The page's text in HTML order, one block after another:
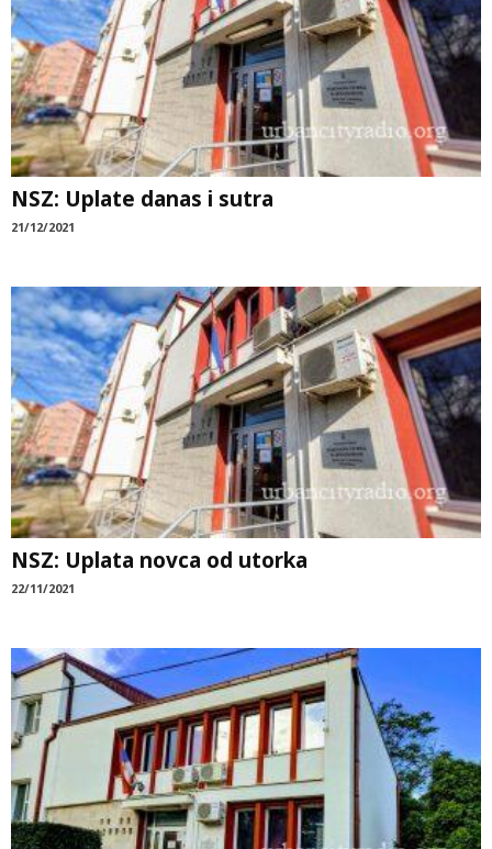
NSZ: Uplate danas i sutra
21/12/2021
NSZ: Uplata novca od utorka
22/11/2021